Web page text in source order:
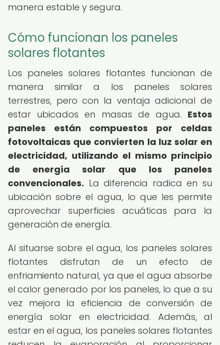
manera estable y segura.
Cómo funcionan los paneles
solares flotantes
Los paneles solares flotantes funcionan de
manera similar a los paneles solares
terrestres, pero con la ventaja adicional de
estar ubicados en masas de agua. Estos
paneles están compuestos por celdas
fotovoltaicas que convierten la luz solar en
electricidad, utilizando el mismo principio
de energía solar que los paneles
convencionales. La diferencia radica en su
ubicación sobre el agua, lo que les permite
aprovechar superficies acuáticas para la
generación de energía.
Al situarse sobre el agua, los paneles solares
flotantes disfrutan de un efecto de
enfriamiento natural, ya que el agua absorbe
el calor generado por los paneles, lo que a su
vez mejora la eficiencia de conversión de
energía solar en electricidad. Además, al
estar en el agua, los paneles solares flotantes